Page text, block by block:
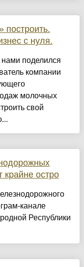
построить.
с нуля.
поделился
компании
молочных
свой
крайне остро
канале
Республики